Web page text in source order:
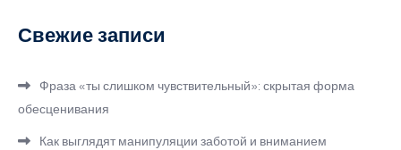
Свежие записи
Фраза «ты слишком чувствительный»: скрытая форма
обесценивания
Как выглядят манипуляции заботой и вниманием